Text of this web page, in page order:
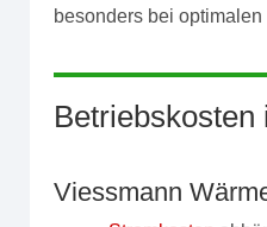
besonders bei
Viessmann